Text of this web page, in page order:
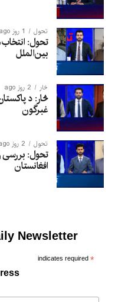
تحول 1 روز ago
تحول:
بین‌الملل
څار 2 روز ago
څار: د
غبرگون
تحول 2 روز ago
تحول: بررسی
افغانستان
Newsletter
*
indicates required